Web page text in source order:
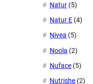
Natur (5)
Natur E (4)
Nivea (5)
Noola (2)
Nuface (5)
Nutrishe (2)